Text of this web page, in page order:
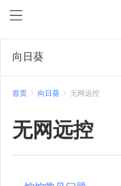
向日葵
首页 向日葵 无网远控
无网远控